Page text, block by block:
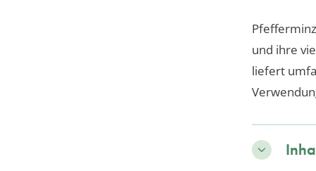
und ihre
liefert